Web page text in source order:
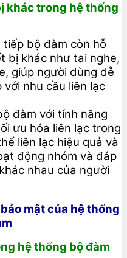
khác trong hệ thống
bộ đàm còn hỗ
bị khác như tai nghe,
giúp người dùng dễ
nhu cầu liên lạc
đàm với tính năng
ưu hóa liên lạc trong
liên lạc hiệu quả và
động nhóm và đáp
nhau của người
mật của hệ thống
hệ thống bộ đàm